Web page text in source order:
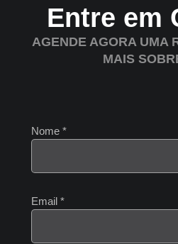
Entre em
AGENDE AGORA UMA
MAIS
Nome *
Email *